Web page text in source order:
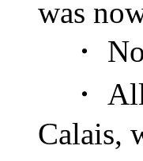
was
・ No
・ All
Calais,